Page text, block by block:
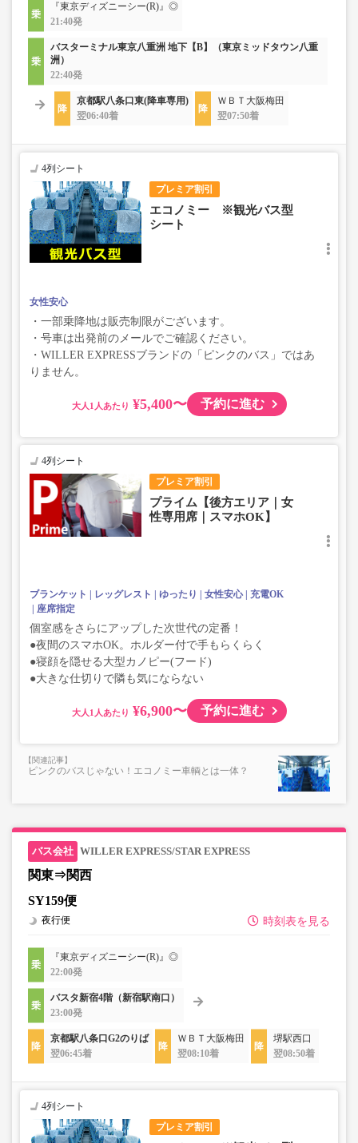
『東京ディズニーシー(R)』◎
21:40発
バスターミナル東京八重洲 地下【B】（東京ミッドタウン八重
洲）
22:40発
京都駅八条口東(降車専用)
翌06:40着
ＷＢＴ大阪梅田
翌07:50着
プレミア割引
4列シート
エコノミー ※観光バス型
シート
女性安心
・一部乗降地は販売制限がございます。
・号車は出発前のメールでご確認ください。
・WILLER EXPRESSブランドの「ピンクのバス」ではあ
りません。
大人 ¥5,400〜 予約に進む
プレミア割引
4列シート
プライム【後方エリア｜女
性専用席｜スマホOK】
ブランケット レッグレスト ゆったり 女性安心
充電OK
座席指定
個室感をさらにアップした次世代の定番！
●夜間のスマホOK。ホルダー付で手もらくらく
●寝顔を隠せる大型カノピー(フード)
●大きな仕切りで隣も気にならない
大人 ¥6,900〜 予約に進む
ピンクのバスじゃない！エコノミー車輌とは一体？
WILLER EXPRESS/STAR EXPRESS
関東⇒関西
SY159便
時刻表を見る
夜行便
『東京ディズニーシー(R)』◎
22:00発
バスタ新宿4階（新宿駅南口）
23:00発
京都駅八条口G2のりば
翌06:45着
ＷＢＴ大阪梅田
翌08:10着
堺駅西口
翌08:50着
プレミア割引
4列シート